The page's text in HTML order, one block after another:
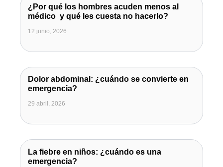
¿Por qué los hombres acuden menos al
médico y qué les cuesta no hacerlo?
12 junio, 2026
Dolor abdominal: ¿cuándo se convierte en
emergencia?
29 abril, 2026
La fiebre en niños: ¿cuándo es una
emergencia?